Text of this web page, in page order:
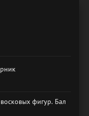
фигур. Бал